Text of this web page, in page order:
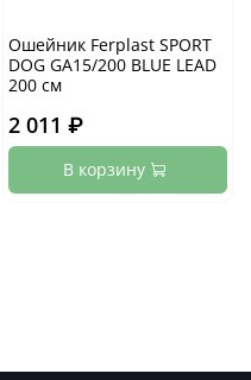
Ошейник Ferplast SPORT
DOG GA15/200 BLUE LEAD
200 см
2 011 ₽
В корзину